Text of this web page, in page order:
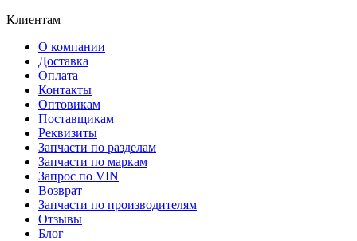
Клиентам
О компании
Доставка
Оплата
Контакты
Оптовикам
Поставщикам
Реквизиты
Запчасти по разделам
Запчасти по маркам
Запрос по VIN
Возврат
Запчасти по производителям
Отзывы
Блог